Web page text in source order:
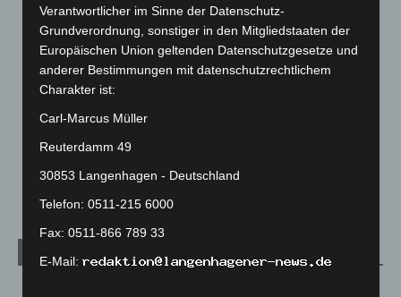
Hannover und Region
Langenhagen und Ortsteile
3.252
Leserbriefe
Menschen
Über uns
Veranstaltungen
Welt
Verantwortlicher im Sinne der Datenschutz-
Grundverordnung, sonstiger in den Mitgliedstaaten der
Europäischen Union geltenden Datenschutzgesetze und
anderer Bestimmungen mit datenschutzrechtlichem
Charakter ist:
Carl-Marcus Müller
Reuterdamm 49
30853 Langenhagen - Deutschland
Telefon: 0511-215 6000
Fax: 0511-866 789 33
E-Mail: